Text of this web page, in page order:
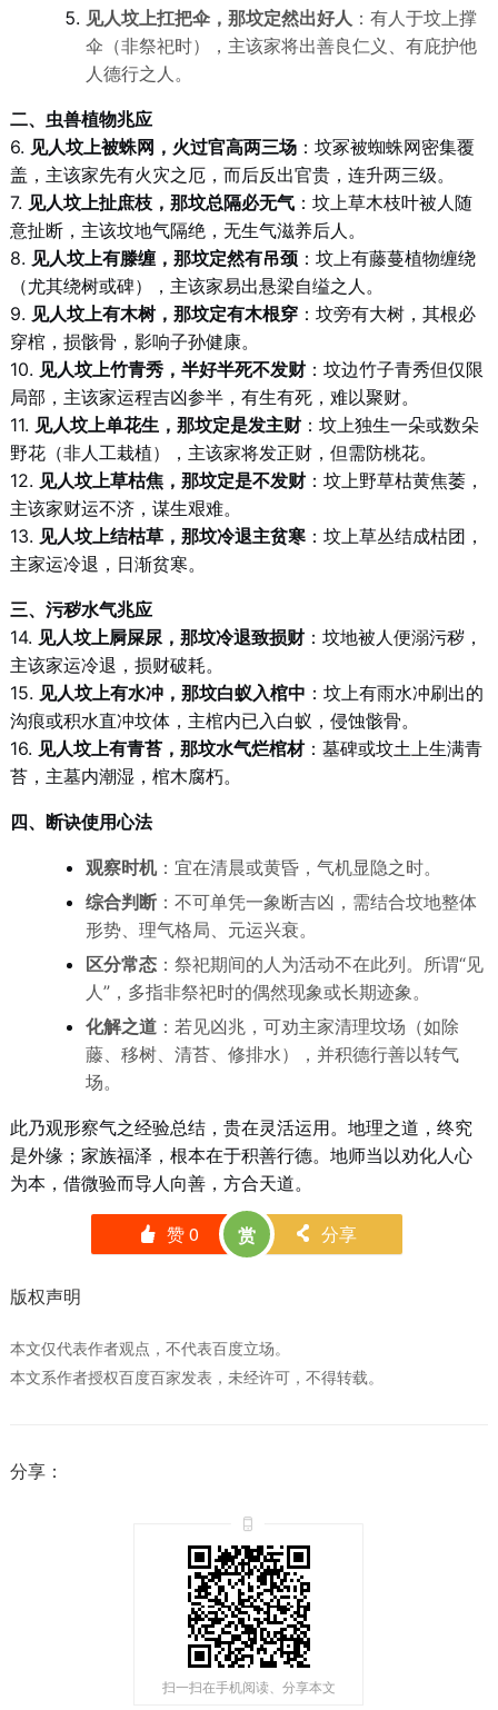
见人坟上扛把伞，那坟定然出好人 ：有人于坟上撑
伞（非祭祀时），主该家将出善良仁义、有庇护他
人德行之人。
二、虫兽植物兆应
6. 见人坟上被蛛网，火过官高两三场：坟冢被蜘蛛网密集覆
盖，主该家先有火灾之厄，而后反出官贵，连升两三级。
7. 见人坟上扯庶枝，那坟总隔必无气：坟上草木枝叶被人随
意扯断，主该坟地气隔绝，无生气滋养后人。
8. 见人坟上有滕缠，那坟定然有吊颈：坟上有藤蔓植物缠绕
（尤其绕树或碑），主该家易出悬梁自缢之人。
9. 见人坟上有木树，那坟定有木根穿：坟旁有大树，其根必
穿棺，损骸骨，影响子孙健康。
10. 见人坟上竹青秀，半好半死不发财：坟边竹子青秀但仅限
局部，主该家运程吉凶参半，有生有死，难以聚财。
11. 见人坟上单花生，那坟定是发主财：坟上独生一朵或数朵
野花（非人工栽植），主该家将发正财，但需防桃花。
12. 见人坟上草枯焦，那坟定是不发财：坟上野草枯黄焦萎，
主该家财运不济，谋生艰难。
13. 见人坟上结枯草，那坟冷退主贫寒：坟上草丛结成枯团，
主家运冷退，日渐贫寒。
三、污秽水气兆应
14. 见人坟上屙屎尿，那坟冷退致损财：坟地被人便溺污秽，
主该家运冷退，损财破耗。
15. 见人坟上有水冲，那坟白蚁入棺中 ：坟上有雨水冲刷出的
沟痕或积水直冲坟体，主棺内已入白蚁，侵蚀骸骨。
16. 见人坟上有青苔，那坟水气烂棺材：墓碑或坟土上生满青
苔，主墓内潮湿，棺木腐朽。
四、断诀使用心法
观察时机：宜在清晨或黄昏，气机显隐之时。
综合判断：不可单凭一象断吉凶，需结合坟地整体
形势、理气格局、元运兴衰。
区分常态：祭祀期间的人为活动不在此列。所谓“见
人”，多指非祭祀时的偶然现象或长期迹象。
化解之道：若见凶兆，可劝主家清理坟场（如除
藤、移树、清苔、修排水），并积德行善以转气
场。
此乃观形察气之经验总结，贵在灵活运用。地理之道，终究
是外缘；家族福泽，根本在于积善行德。地师当以劝化人心
为本，借微验而导人向善，方合天道。
󰄼 赞0 赏 󰄯 分享
版权声明
本文仅代表作者观点，不代表百度立场。
本文系作者授权百度百家发表，未经许可，不得转载。
分享：
扫一扫在手机阅读、分享本文